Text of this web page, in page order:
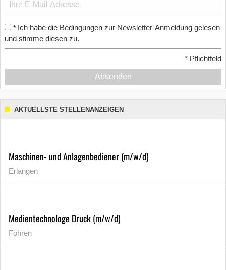
* Ich habe die Bedingungen zur Newsletter-Anmeldung gelesen
und stimme diesen zu.
* Pflichtfeld
Absenden
AKTUELLSTE STELLENANZEIGEN
Maschinen- und Anlagenbediener (m/w/d)
Erlangen
Medientechnologe Druck (m/w/d)
Föhren